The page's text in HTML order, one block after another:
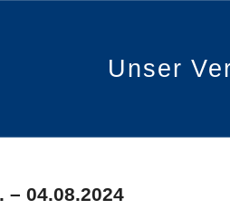
Unser
04.08.2024